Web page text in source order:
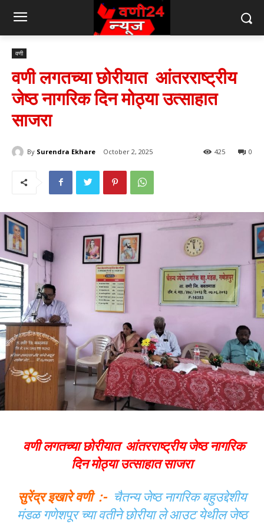
वणी
वणी लगतच्या छोरीयात आंतरराष्ट्रीय
जेष्ठ नागरिक दिन मोठ्या उत्साहात
साजरा
By Surendra Ekhare October 2, 2025 0
425
वणी लगतच्या छोरीयात आंतरराष्ट्रीय जेष्ठ नागरिक
दिन मोठ्या उत्साहात साजरा
सुरेंद्र इखारे वणी :-चैतन्य जेष्ठ नागरिक बहुउद्देशीय
मंडळ गणेशपूर च्या वतीने छोरीया ले आउट येथील जेष्ठ